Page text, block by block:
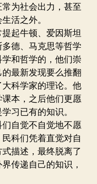
为社会出力，甚至
活之外。
起牛顿、爱因斯坦
德、马克思等哲学
和哲学的，他们崇
最新发现要么推翻
科学家的理论。他
本，之后他们更愿
习已有的知识。
自觉不自觉地不愿
科们凭着直觉对自
描述，最终脱离了
传递自己的知识，